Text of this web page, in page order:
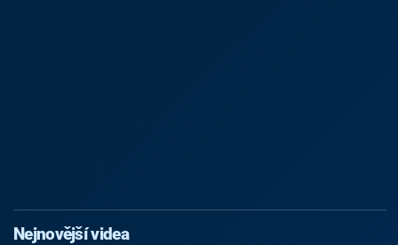
Nejnovější videa